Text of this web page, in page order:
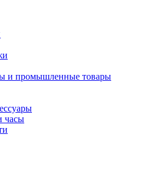
и промышленные товары
часы